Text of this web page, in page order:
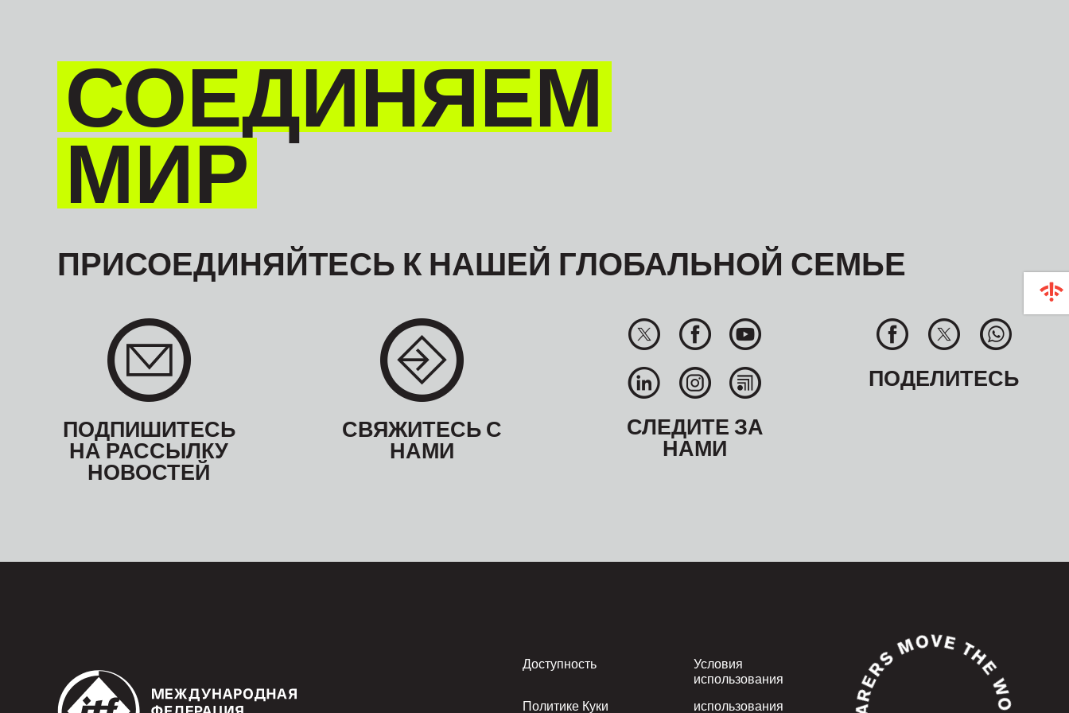
СОЕДИНЯЕМ
МИР
ПРИСОЕДИНЯЙТЕСЬ К НАШЕЙ ГЛОБАЛЬНОЙ СЕМЬЕ
ПОДПИШИТЕСЬ
НА РАССЫЛКУ
НОВОСТЕЙ
СВЯЖИТЕСЬ С
НАМИ
СЛЕДИТЕ ЗА
НАМИ
ПОДЕЛИТЕСЬ
Footer
Доступность Условия
использования
Политике Куки
использования